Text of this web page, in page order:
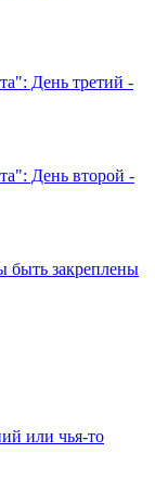
День третий -
День второй -
закреплены
или чья-то